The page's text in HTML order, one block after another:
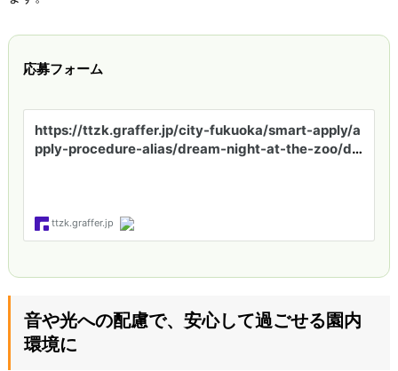
応募フォーム
音や光への配慮で、安心して過ごせる園内
環境に